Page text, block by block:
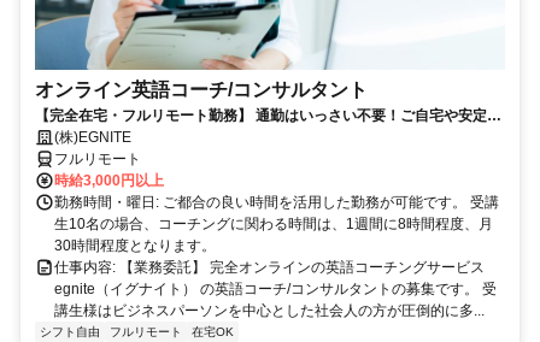
オンライン英語コーチ/コンサルタント
【完全在宅・フルリモート勤務】 通勤はいっさい不要！ご自宅や安定し
たネット環境が あるお好きな場所から、時間を有効活用して勤務いただ
けます。
(株)EGNITE
フルリモート
時給3,000円以上
勤務時間・曜日: ご都合の良い時間を活用した勤務が可能です。 受講
生10名の場合、コーチングに関わる時間は、1週間に8時間程度、月
30時間程度となります。
仕事内容: 【業務委託】 完全オンラインの英語コーチングサービス
egnite（イグナイト） の英語コーチ/コンサルタントの募集です。 受
講生様はビジネスパーソンを中心とした社会人の方が圧倒的に多...
シフト自由 フルリモート 在宅OK